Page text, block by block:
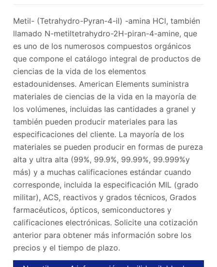
Metil- (Tetrahydro-Pyran-4-il) -amina HCl, también
llamado N-metiltetrahydro-2H-piran-4-amine, que
es uno de los numerosos compuestos orgánicos
que compone el catálogo integral de productos de
ciencias de la vida de los elementos
estadounidenses. American Elements suministra
materiales de ciencias de la vida en la mayoría de
los volúmenes, incluidas las cantidades a granel y
también pueden producir materiales para las
especificaciones del cliente. La mayoría de los
materiales se pueden producir en formas de pureza
alta y ultra alta (99%, 99.9%, 99.99%, 99.999%y
más) y a muchas calificaciones estándar cuando
corresponde, incluida la especificación MIL (grado
militar), ACS, reactivos y grados técnicos, Grados
farmacéuticos, ópticos, semiconductores y
calificaciones electrónicas. Solicite una cotización
anterior para obtener más información sobre los
precios y el tiempo de plazo.